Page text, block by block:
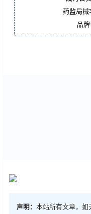
药监局械
品
声明： 本站所有文章，如